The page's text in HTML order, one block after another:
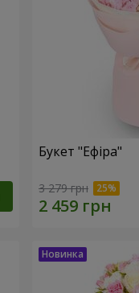
Букет "Ефіра"
3 279 грн